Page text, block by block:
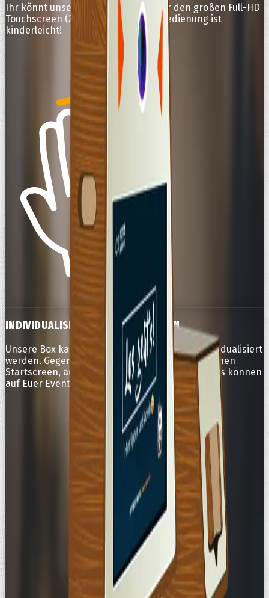
Ihr könnt unsere Fotobox direkt über den großen Full-HD
Touchscreen (22 Zoll!) steuern. Die Bedienung ist
kinderleicht!
INDIVIDUALISIERUNG / STARTSCREEN
Unsere Box kann auch von außen für Euch individualisiert
werden. Gegen Aufpreis erstellen wir einen eigenen
Startscreen, auch die Farben der verbauten LEDs können
auf Euer Event abgestimmt werden.